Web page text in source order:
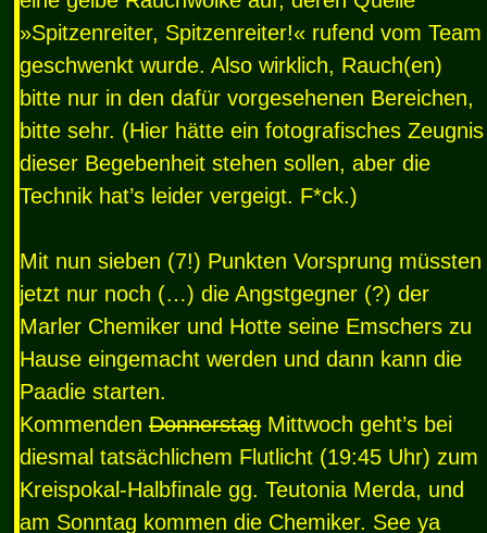
»Spitzenreiter, Spitzenreiter!« rufend vom Team
geschwenkt wurde. Also wirklich, Rauch(en)
bitte nur in den dafür vorgesehenen Bereichen,
bitte sehr. (Hier hätte ein fotografisches Zeugnis
dieser Begebenheit stehen sollen, aber die
Technik hat’s leider vergeigt. F*ck.)
Mit nun sieben (7!) Punkten Vorsprung müssten
jetzt nur noch (…) die Angstgegner (?) der
Marler Chemiker und Hotte seine Emschers zu
Hause eingemacht werden und dann kann die
Paadie starten.
Kommenden Donnerstag Mittwoch geht’s bei
diesmal tatsächlichem Flutlicht (19:45 Uhr) zum
Kreispokal-Halbfinale gg. Teutonia Merda, und
am Sonntag kommen die Chemiker. See ya